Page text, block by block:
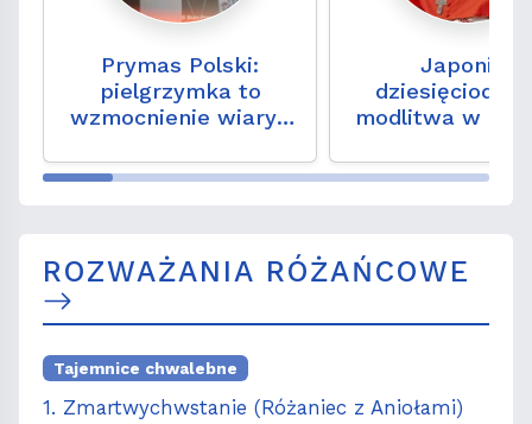
Prymas Polski:
pielgrzymka to
wzmocnienie wiary i
codzienność
Japonia:
modlitwa w
Hiroszimy i
ROZWAŻANIA RÓŻAŃCOWE
Tajemnice chwalebne
1. Zmartwychwstanie (Różaniec z Aniołami)